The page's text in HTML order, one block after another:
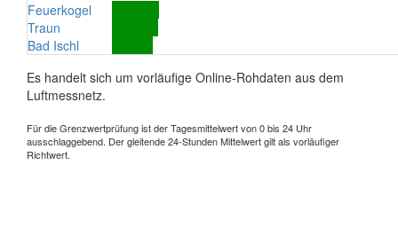
Feuerkogel
Traun
Bad Ischl
Es handelt sich um vorläufige Online-Rohdaten aus dem
Luftmessnetz.
Für die Grenzwertprüfung ist der Tagesmittelwert von 0 bis 24 Uhr
ausschlaggebend. Der gleitende 24-Stunden Mittelwert gilt als vorläufiger
Richtwert.